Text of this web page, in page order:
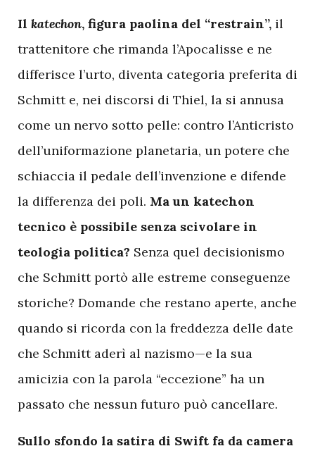
Il katechon, figura paolina del “restrain”, il
trattenitore che rimanda l’Apocalisse e ne
differisce l’urto, diventa categoria preferita di
Schmitt e, nei discorsi di Thiel, la si annusa
come un nervo sotto pelle: contro l’Anticristo
dell’uniformazione planetaria, un potere che
schiaccia il pedale dell’invenzione e difende
la differenza dei poli. Ma un katechon
tecnico è possibile senza scivolare in
teologia politica? Senza quel decisionismo
che Schmitt portò alle estreme conseguenze
storiche? Domande che restano aperte, anche
quando si ricorda con la freddezza delle date
che Schmitt aderì al nazismo—e la sua
amicizia con la parola “eccezione” ha un
passato che nessun futuro può cancellare.
Sullo sfondo la satira di Swift fa da camera